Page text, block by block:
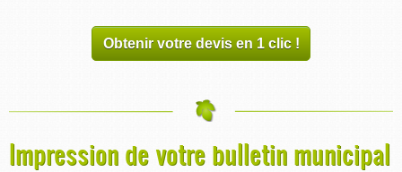
Obtenir votre devis en 1 clic !
Impression de votre bulletin municipal